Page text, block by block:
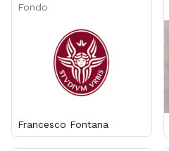
Fondo
Francesco Fontana